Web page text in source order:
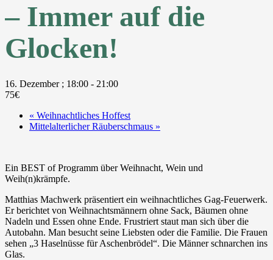
– Immer auf die
Glocken!
16. Dezember ; 18:00 - 21:00
75€
« Weihnachtliches Hoffest
Mittelalterlicher Räuberschmaus »
Ein BEST of Programm über Weihnacht, Wein und
Weih(n)krämpfe.
Matthias Machwerk präsentiert ein weihnachtliches Gag-Feuerwerk.
Er berichtet von Weihnachtsmännern ohne Sack, Bäumen ohne
Nadeln und Essen ohne Ende. Frustriert staut man sich über die
Autobahn. Man besucht seine Liebsten oder die Familie. Die Frauen
sehen „3 Haselnüsse für Aschenbrödel“. Die Männer schnarchen ins
Glas.